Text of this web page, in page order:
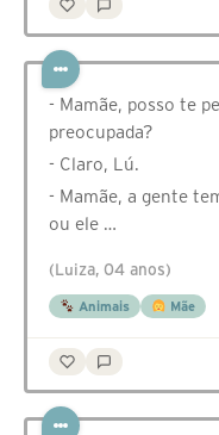
- Mamãe, posso te
preocupada?
- Claro, Lú.
- Mamãe, a gente
ou ele …
(Luiza, 04 anos)
Animais Mãe